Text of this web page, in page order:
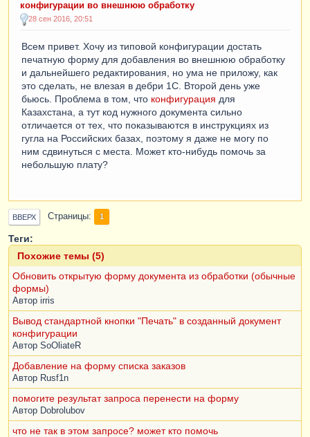
конфигурации во внешнюю обработку
28 сен 2016, 20:51
Всем привет. Хочу из типовой конфигурации достать
печатную форму для добавления во внешнюю обработку
и дальнейшего редактирования, но ума не приложу, как
это сделать, не влезая в дебри 1С. Второй день уже
бьюсь. Проблема в том, что конфигурация для
Казахстана, а тут код нужного документа сильно
отличается от тех, что показываются в инструкциях из
гугла на Российских базах, поэтому я даже не могу по
ним сдвинуться с места. Может кто-нибудь помочь за
небольшую плату?
ВВЕРХ Страницы 1
Теги:
Похожие темы (5)
Обновить открытую форму документа из обработки (обычные
формы)
Автор irris
Вывод стандартной кнопки "Печать" в созданный документ
конфигурации
Автор SoOliateR
Добавление на форму списка заказов
Автор Rusf1n
помогите результат запроса перенести на форму
Автор Dobrolubov
что не так в этом запросе? может кто помочь